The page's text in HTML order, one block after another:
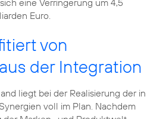
Euro.
von
der Integration
liegt bei der Realisierung der in
voll im Plan. Nachdem